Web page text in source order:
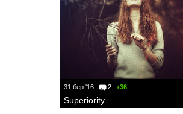
31 бер '16 2 +36
Superiority